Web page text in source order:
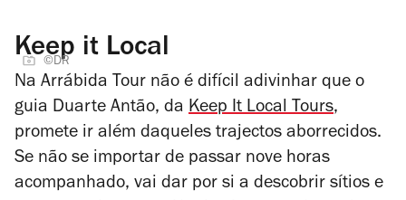
Keep it Local
©DR
Na Arrábida Tour não é difícil adivinhar que o
guia Duarte Antão, da Keep It Local Tours,
promete ir além daqueles trajectos aborrecidos.
Se não se importar de passar nove horas
acompanhado, vai dar por si a descobrir sítios e